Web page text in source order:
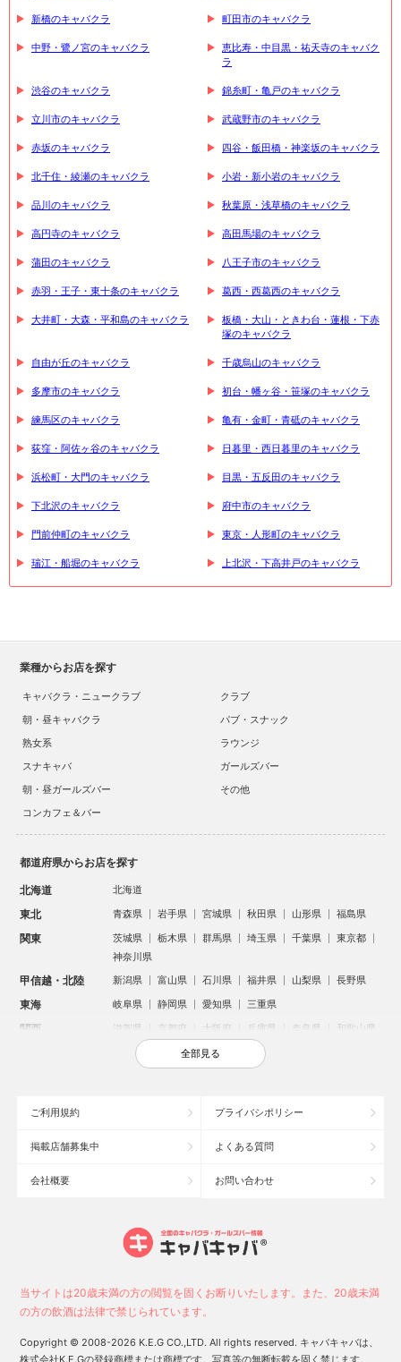
新橋のキャバクラ 町田市のキャバクラ
中野・鷺ノ宮のキャバクラ
恵比寿・中目黒・祐天寺のキャバク
ラ
渋谷のキャバクラ 錦糸町・亀戸のキャバクラ
立川市のキャバクラ 武蔵野市のキャバクラ
赤坂のキャバクラ 四谷・飯田橋・神楽坂のキャバクラ
北千住・綾瀬のキャバクラ 小岩・新小岩のキャバクラ
品川のキャバクラ 秋葉原・浅草橋のキャバクラ
高円寺のキャバクラ 高田馬場のキャバクラ
蒲田のキャバクラ 八王子市のキャバクラ
赤羽・王子・東十条のキャバクラ 葛西・西葛西のキャバクラ
大井町・大森・平和島のキャバクラ
板橋・大山・ときわ台・蓮根・下赤
塚のキャバクラ
自由が丘のキャバクラ 千歳烏山のキャバクラ
多摩市のキャバクラ 初台・幡ヶ谷・笹塚のキャバクラ
練馬区のキャバクラ 亀有・金町・青砥のキャバクラ
荻窪・阿佐ヶ谷のキャバクラ 日暮里・西日暮里のキャバクラ
浜松町・大門のキャバクラ 目黒・五反田のキャバクラ
下北沢のキャバクラ 府中市のキャバクラ
門前仲町のキャバクラ 東京・人形町のキャバクラ
瑞江・船堀のキャバクラ 上北沢・下高井戸のキャバクラ
業種からお店を探す
キャバクラ・ニュークラブ
クラブ
朝・昼キャバクラ
パブ・スナック
熟女系
ラウンジ
スナキャバ
ガールズバー
朝・昼ガールズバー
その他
コンカフェ＆バー
都道府県からお店を探す
北海道 北海道
東北 青森県 岩手県 宮城県 秋田県 山形県 福島県
関東 茨城県 栃木県 群馬県 埼玉県 千葉県
東京都
神奈川県
甲信越・北陸 新潟県 富山県 石川県 福井県 山梨県 長野県
東海 岐阜県 静岡県 愛知県 三重県
関西 滋賀県 京都府 大阪府 兵庫県 奈良県 和歌山県
鳥取県 島根県 岡山県 広島県
沖縄県
大宮のキャバクラ
六本木のキャバクラ
池袋駅（西口）のキャバクラ
新潟駅前のキャバクラ
全部見る
ご利用規約 プライバシポリシー
掲載店舗募集中 よくある質問
会社概要 お問い合わせ
当サイトは20歳未満の方の閲覧を固くお断りいたします。また、20歳未満
の方の飲酒は法律で禁じられています。
Copyright © 2008-2026 K.E.G CO.,LTD. All rights reserved. キャバキャバは、
株式会社K.E.Gの登録商標または商標です。写真等の無断転載を固く禁じます。